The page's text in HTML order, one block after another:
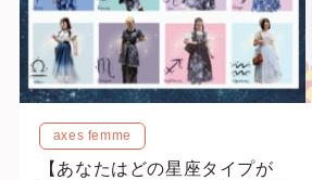
axes femme
【あなたはどの星座タイプが